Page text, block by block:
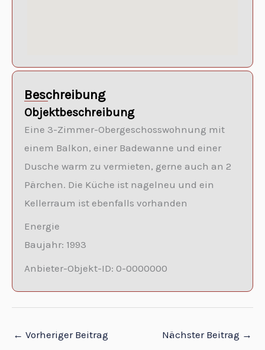
Beschreibung
Objektbeschreibung
Eine 3-Zimmer-Obergeschosswohnung mit
einem Balkon, einer Badewanne und einer
Dusche warm zu vermieten, gerne auch an 2
Pärchen. Die Küche ist nagelneu und ein
Kellerraum ist ebenfalls vorhanden
Energie
Baujahr: 1993
Anbieter-Objekt-ID: 0-0000000
← Vorheriger Beitrag Nächster Beitrag →